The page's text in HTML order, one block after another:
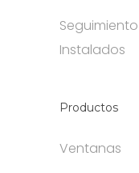
Instalados
Productos
Ventanas